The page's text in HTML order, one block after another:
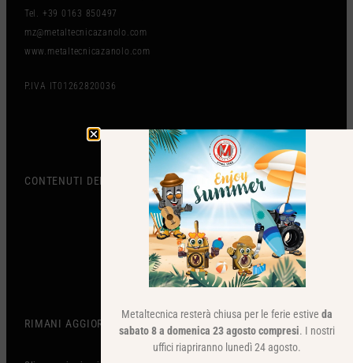
Tel. +39 0163 850497
mz@metaltecnicazanolo.com
www.metaltecnicazanolo.com
P.IVA IT01262820036
CONTENUTI DEL SITO
RIMANI AGGIORNATO
Metaltecnica resterà chiusa per le ferie estive
sabato 8 a domenica 23 agosto compresi. I nostri
uffici riapriranno lunedì 24 agosto.
Metaltecnica will be closed for the summer holidays
from Saturday, August 8th to Sunday, August 23rd
included.Our offices will reopen on Monday, August
24th.